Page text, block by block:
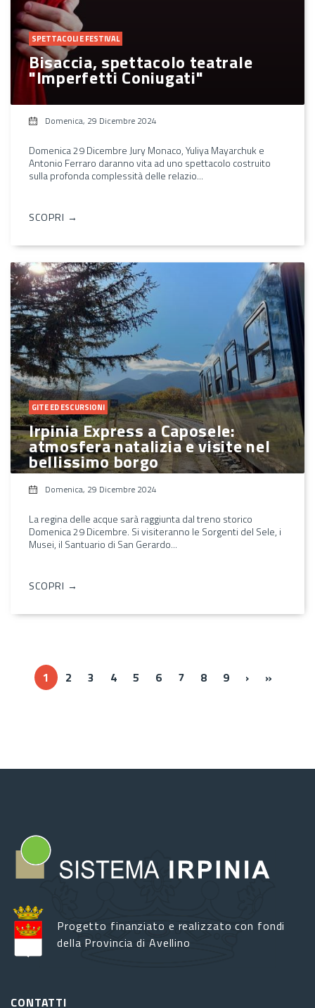
SPETTACOLI E FESTIVAL
Bisaccia, spettacolo teatrale
"Imperfetti Coniugati"
Domenica, 29 Dicembre 2024
Domenica 29 Dicembre Jury Monaco, Yuliya Mayarchuk e
Antonio Ferraro daranno vita ad uno spettacolo costruito
sulla profonda complessità delle relazio...
SCOPRI →
GITE ED ESCURSIONI
Irpinia Express a Caposele:
atmosfera natalizia e visite nel
bellissimo borgo
Domenica, 29 Dicembre 2024
La regina delle acque sarà raggiunta dal treno storico
Domenica 29 Dicembre. Si visiteranno le Sorgenti del Sele, i
Musei, il Santuario di San Gerardo...
SCOPRI →
1 2 3 4 5 6 7 8 9 ››› »
Progetto finanziato e realizzato con fondi
della Provincia di Avellino
CONTATTI